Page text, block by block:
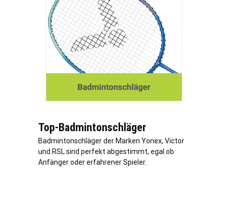
Top-Badmintonschläger
Badmintonschläger der Marken Yonex, Victor
und RSL sind perfekt abgestimmt, egal ob
Anfänger oder erfahrener Spieler.